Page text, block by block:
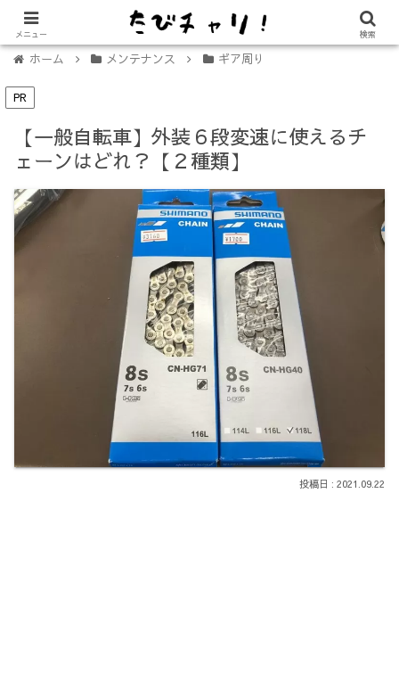
【免許不要に！】電動キックボード「LUUP（ループ）」の始め方
ホーム メンテナンス ギア周り
PR
【一般自転車】外装６段変速に使えるチ
ェーンはどれ？【２種類】
2021.09.22
メニュー 検索